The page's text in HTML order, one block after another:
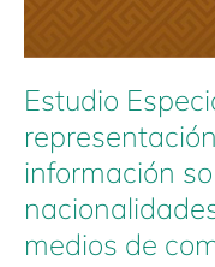
Estudio
información
medios de